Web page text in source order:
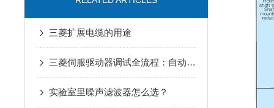
三菱扩展电缆的用途
三菱伺服驱动器调试全流程：自动增益、共振抑制参数设置详解
实验室里噪声滤波器怎么选？